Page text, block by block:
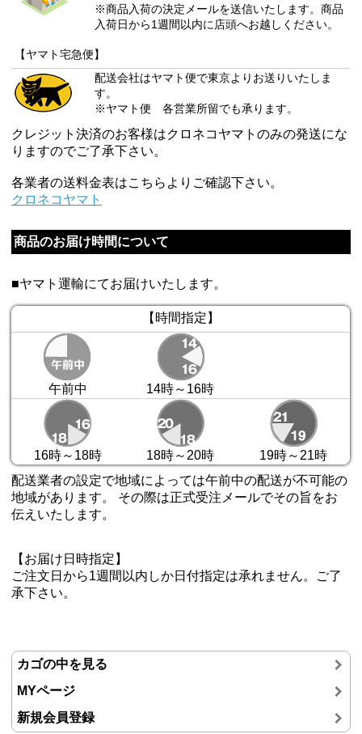
※商品入荷の決定メールを送信いたします。商品
入荷日から1週間以内に店頭へお越しください。
【ヤマト宅急便】
配送会社はヤマト便で東京よりお送りいたしま
す。
※ヤマト便 各営業所留でも承ります。
クレジット決済のお客様はクロネコヤマトのみの発送にな
りますのでご了承下さい。
各業者の送料金表はこちらよりご確認下さい。
クロネコヤマト
商品のお届け時間について
■ヤマト運輸にてお届けいたします。
【時間指定】
午前中 14時～16時
16時～18時 18時～20時
19時～21時
配送業者の設定で地域によっては午前中の配送が不可能の
地域があります。 その際は正式受注メールでその旨をお
伝えいたします。
【お届け日時指定】
ご注文日から1週間以内しか日付指定は承れません。ご了
承下さい。
カゴの中を見る
MYページ
新規会員登録